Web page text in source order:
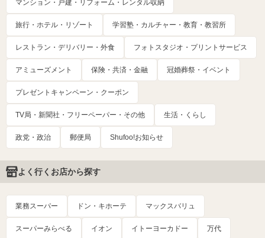
マンション・戸建・リフォーム・レンタル収納
旅行・ホテル・リゾート 学習塾・カルチャー・教育・教習所
レストラン・デリバリー・外食 フォトスタジオ・プリントサービス
アミューズメント 保険・共済・金融 冠婚葬祭・イベント
プレゼントキャンペーン・クーポン
TV局・新聞社・フリーペーパー・その他 生活・くらし
政党・政治 郵便局 Shufoo!お知らせ
よく行くお店から探す
業務スーパー ドン・キホーテ マックスバリュ
スーパーみらべる イオン イトーヨーカドー 万代